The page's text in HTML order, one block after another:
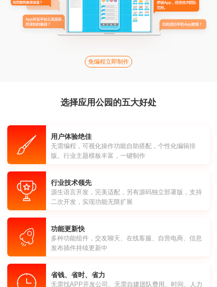
免编程立即制作
选择应用公园的五大好处
用户体验绝佳
无需编程，可视化操作功能自助搭配，个性化编辑排
版。行业主题模板丰富，一键制作
行业技术领先
源生语言开发，完美适配，另有源码独立部署版，支持
二次开发，实现功能无限扩展
功能更新快
多种功能组件，交友聊天、在线客服、自营电商、信息
发布插件持续更新中
省钱、省时、省力
无需找APP开发公司、无需自建团队费用、时间、人力